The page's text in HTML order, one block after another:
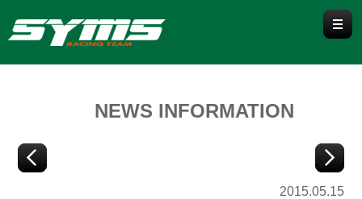
WRX S4 VBH WRX STI VAB / VAG
NEWS INFORMATION
2015.05.15